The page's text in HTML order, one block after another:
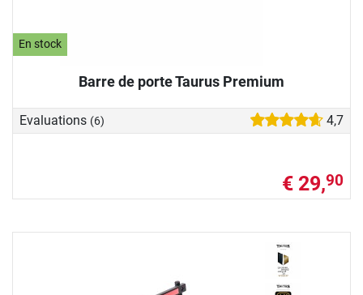
En stock
Barre de porte Taurus Premium
Evaluations (6) 4,7
€ 29,90